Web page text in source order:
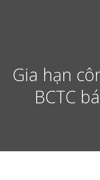
Gia hạn
BCTC